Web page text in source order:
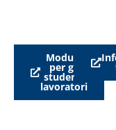
Modulo
per gli
studenti
lavoratori